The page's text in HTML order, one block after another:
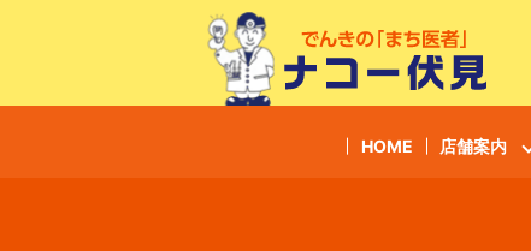
HOME 店舗案内